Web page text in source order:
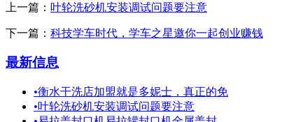
上一篇： 叶轮洗砂机安装调试问题要注意
下一篇： 科技学车时代，学车之星邀你一起创业赚钱
最新信息
•衡水干洗店加盟就是多妮士，真正的免
•叶轮洗砂机安装调试问题要注意